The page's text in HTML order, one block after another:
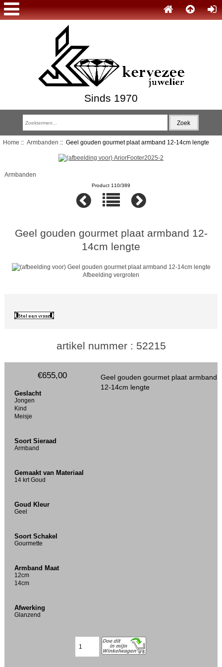
Sinds 1970
Home :: Armbanden :: Geel gouden gourmet plaat armband 12-14cm lengte
Armbanden
Product 110/389
Geel gouden gourmet plaat armband 12-
14cm lengte
Afbeelding vergroten
artikel nummer : 52215
Geel gouden gourmet plaat armband
12-14cm lengte
€655,00
Geslacht
Jongen
Kind
Meisje
Soort Sieraad
Armband
Gemaakt van Materiaal
14 krt Goud
Goud Kleur
Geel
Soort Schakel
Gourmette
Armband Maat
12cm
14cm
Afwerking
Glanzend